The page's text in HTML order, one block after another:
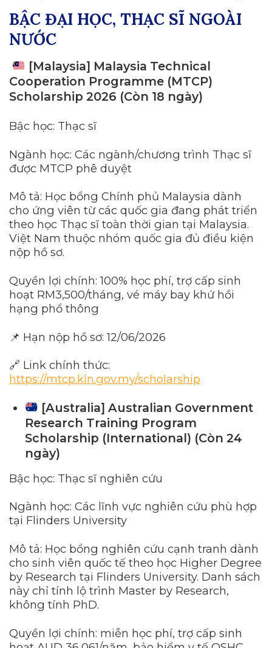
BẬC ĐẠI HỌC, THẠC SĨ NGOÀI
NƯỚC
[Malaysia] Malaysia Technical
Cooperation Programme (MTCP)
Scholarship 2026 (Còn 18 ngày)
Bậc học: Thạc sĩ
Ngành học: Các ngành/chương trình Thạc sĩ
được MTCP phê duyệt
Mô tả: Học bổng Chính phủ Malaysia dành
cho ứng viên từ các quốc gia đang phát triển
theo học Thạc sĩ toàn thời gian tại Malaysia.
Việt Nam thuộc nhóm quốc gia đủ điều kiện
nộp hồ sơ.
Quyền lợi chính: 100% học phí, trợ cấp sinh
hoạt RM3,500/tháng, vé máy bay khứ hồi
hạng phổ thông
📌 Hạn nộp hồ sơ: 12/06/2026
🔗 Link chính thức:
https://mtcp.kln.gov.my/scholarship
[Australia] Australian Government
Research Training Program
Scholarship (International) (Còn 24
ngày)
Bậc học: Thạc sĩ nghiên cứu
Ngành học: Các lĩnh vực nghiên cứu phù hợp
tại Flinders University
Mô tả: Học bổng nghiên cứu cạnh tranh dành
cho sinh viên quốc tế theo học Higher Degree
by Research tại Flinders University. Danh sách
này chỉ tính lộ trình Master by Research,
không tính PhD.
Quyền lợi chính: miễn học phí, trợ cấp sinh